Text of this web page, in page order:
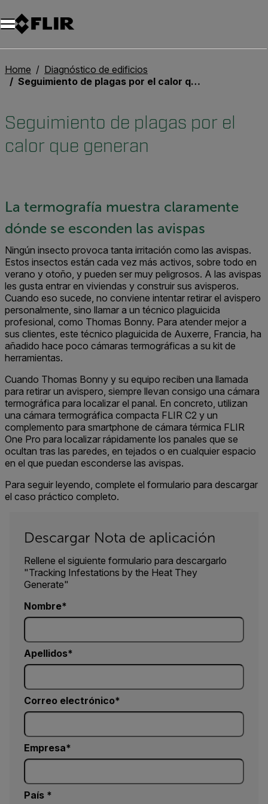
Unread messages
Modelo
Eliminar
artículos
artículo
Añadir al carro
Añadido al carro
Home
Diagnóstico de edificios
Seguimiento de plagas por el calor que generan
Seguimiento de plagas por el
calor que generan
La termografía muestra claramente
dónde se esconden las avispas
Ningún insecto provoca tanta irritación como las avispas.
Estos insectos están cada vez más activos, sobre todo en
verano y otoño, y pueden ser muy peligrosos. A las avispas
les gusta entrar en viviendas y construir sus avisperos.
Cuando eso sucede, no conviene intentar retirar el avispero
personalmente, sino llamar a un técnico plaguicida
profesional, como Thomas Bonny. Para atender mejor a
sus clientes, este técnico plaguicida de Auxerre, Francia, ha
añadido hace poco cámaras termográficas a su kit de
herramientas.
Cuando Thomas Bonny y su equipo reciben una llamada
para retirar un avispero, siempre llevan consigo una cámara
termográfica para localizar el panal. En concreto, utilizan
una cámara termográfica compacta FLIR C2 y un
complemento para smartphone de cámara térmica FLIR
One Pro para localizar rápidamente los panales que se
ocultan tras las paredes, en tejados o en cualquier espacio
en el que puedan esconderse las avispas.
Para seguir leyendo, complete el formulario para descargar
el caso práctico completo.
Descargar Nota de aplicación
Rellene el siguiente formulario para descargarlo
"Tracking Infestations by the Heat They
Generate"
Nombre
Apellidos
Correo electrónico
Empresa
País *